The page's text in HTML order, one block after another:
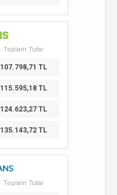
Toplam Tutar
107.798,71 TL
115.595,18 TL
124.623,27 TL
135.143,72 TL
Toplam Tutar